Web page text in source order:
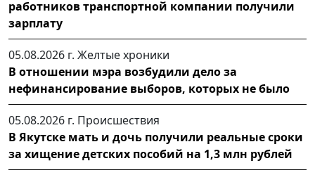
работников транспортной компании получили
зарплату
05.08.2026 г. Желтые хроники
В отношении мэра возбудили дело за
нефинансирование выборов, которых не было
05.08.2026 г. Происшествия
В Якутске мать и дочь получили реальные сроки
за хищение детских пособий на 1,3 млн рублей